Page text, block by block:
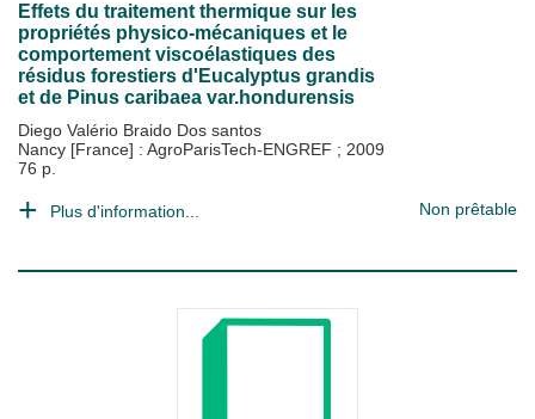
Effets du traitement thermique sur les
propriétés physico-mécaniques et le
comportement viscoélastiques des
résidus forestiers d'Eucalyptus grandis
et de Pinus caribaea var.hondurensis
Diego Valério Braido Dos santos
Nancy [France] : AgroParisTech-ENGREF ; 2009
76 p.
Plus d'information... Non prêtable